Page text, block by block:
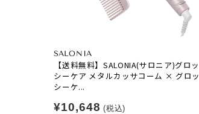
SALONIA
【送料無料】SALONIA(サロニア)グロッ
シーケア メタルカッサコーム × グロッ
シーケ...
¥10,648 (税込)